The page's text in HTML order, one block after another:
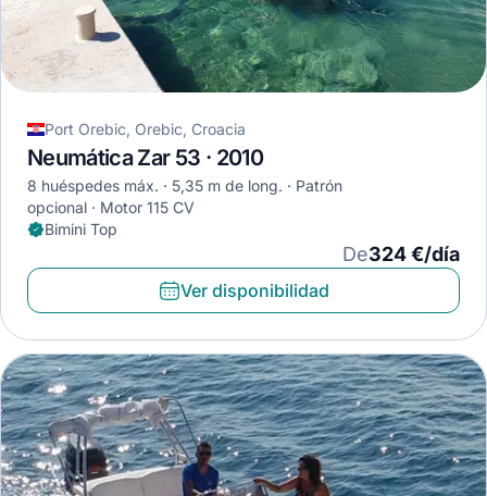
Port Orebic, Orebic, Croacia
Neumática Zar 53 · 2010
8 huéspedes máx. 5,35 m de long.
Patrón
opcional
Motor 115 CV
Bimini Top
De324 €/día
Ver disponibilidad